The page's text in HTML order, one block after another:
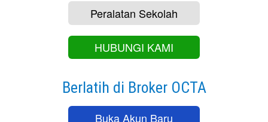
Peralatan Sekolah
HUBUNGI KAMI
Berlatih di Broker OCTA
Buka Akun Baru